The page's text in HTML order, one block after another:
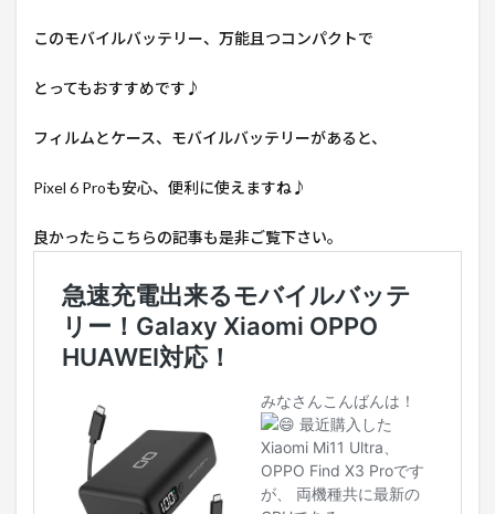
このモバイルバッテリー、万能且つコンパクトで
とってもおすすめです♪
フィルムとケース、モバイルバッテリーがあると、
Pixel 6 Proも安心、便利に使えますね♪
良かったらこちらの記事も是非ご覧下さい。